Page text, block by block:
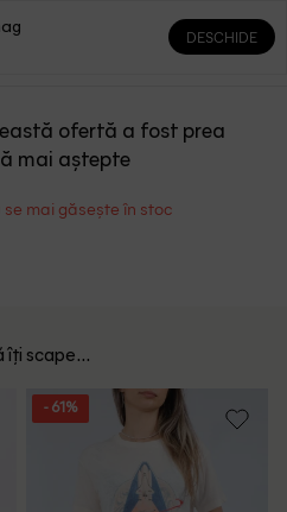
0 0
ofertă a fost prea
mai aștepte
se mai găsește în stoc
îți scape...
- 61%
DESCHIDE